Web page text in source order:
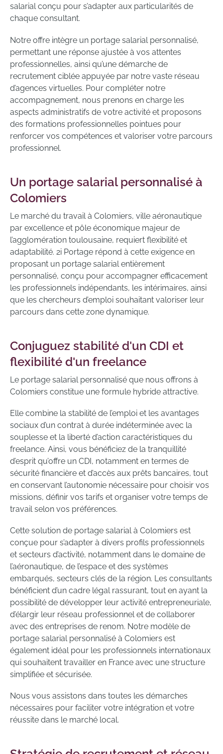
salarial conçu pour s’adapter aux particularités de
chaque consultant.
Notre offre intègre un portage salarial personnalisé,
permettant une réponse ajustée à vos attentes
professionnelles, ainsi qu’une démarche de
recrutement ciblée appuyée par notre vaste réseau
d’agences virtuelles. Pour compléter notre
accompagnement, nous prenons en charge les
aspects administratifs de votre activité et proposons
des formations professionnelles pointues pour
renforcer vos compétences et valoriser votre parcours
professionnel.
Un portage salarial personnalisé à
Colomiers
Le marché du travail à Colomiers, ville aéronautique
par excellence et pôle économique majeur de
l’agglomération toulousaine, requiert flexibilité et
adaptabilité. 2i Portage répond à cette exigence en
proposant un portage salarial entièrement
personnalisé, conçu pour accompagner efficacement
les professionnels indépendants, les intérimaires, ainsi
que les chercheurs d’emploi souhaitant valoriser leur
parcours dans cette zone dynamique.
Conjuguez stabilité d'un CDI et
flexibilité d'un freelance
Le portage salarial personnalisé que nous offrons à
Colomiers constitue une formule hybride attractive.
Elle combine la stabilité de l’emploi et les avantages
sociaux d’un contrat à durée indéterminée avec la
souplesse et la liberté d’action caractéristiques du
freelance. Ainsi, vous bénéficiez de la tranquillité
d’esprit qu’offre un CDI, notamment en termes de
sécurité financière et d’accès aux prêts bancaires, tout
en conservant l’autonomie nécessaire pour choisir vos
missions, définir vos tarifs et organiser votre temps de
travail selon vos préférences.
Cette solution de portage salarial à Colomiers est
conçue pour s’adapter à divers profils professionnels
et secteurs d’activité, notamment dans le domaine de
l’aéronautique, de l’espace et des systèmes
embarqués, secteurs clés de la région. Les consultants
bénéficient d’un cadre légal rassurant, tout en ayant la
possibilité de développer leur activité entrepreneuriale,
d’élargir leur réseau professionnel et de collaborer
avec des entreprises de renom. Notre modèle de
portage salarial personnalisé à Colomiers est
également idéal pour les professionnels internationaux
qui souhaitent travailler en France avec une structure
simplifiée et sécurisée.
Nous vous assistons dans toutes les démarches
nécessaires pour faciliter votre intégration et votre
réussite dans le marché local.